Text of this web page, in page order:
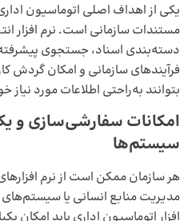
یکی از اهداف اصلی اتوماسیون
مستندات سازمانی است. نرم‌ افزار
دسته‌بندی اسناد، جستجوی
فرآیندهای سازمانی و امکان گردش
بتوانند به‌راحتی اطلاعات مورد نیاز
امکانات سفارشی‌سازی و
سیستم‌ها
هر سازمان ممکن است از نرم‌
مدیریت منابع انسانی یا سیستم‌های
افزار اتوماسیون اداری باید امکان